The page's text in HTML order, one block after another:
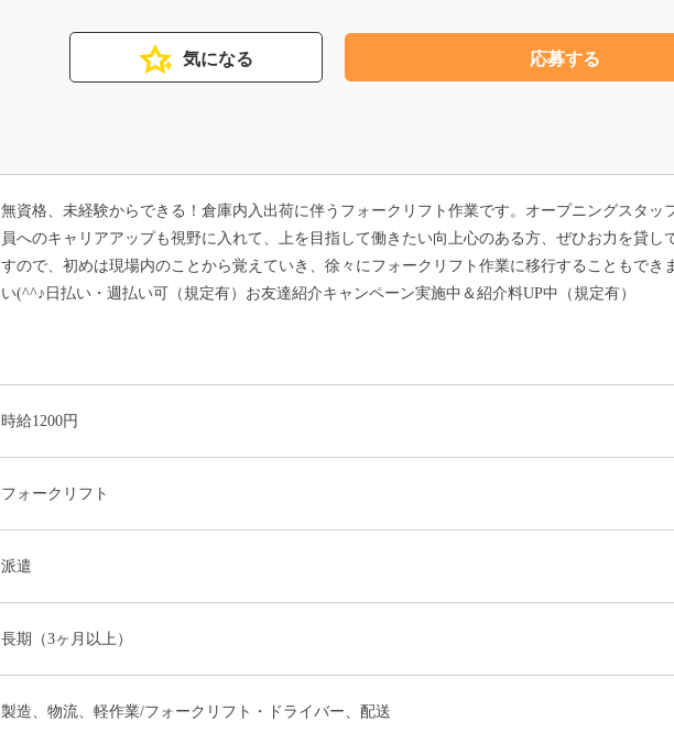
気になる 応募する
無資格、未経験からできる！倉庫内入出荷に伴うフォークリフト作業です。オープニングスタ
員へのキャリアアップも視野に入れて、上を目指して働きたい向上心のある方、ぜひお力を貸
すので、初めは現場内のことから覚えていき、徐々にフォークリフト作業に移行することもで
い(^^♪日払い・週払い可（規定有）お友達紹介キャンペーン実施中＆紹介料UP中（規定有）
時給1200円
フォークリフト
派遣
長期（3ヶ月以上）
製造、物流、軽作業/フォークリフト・ドライバー、配送